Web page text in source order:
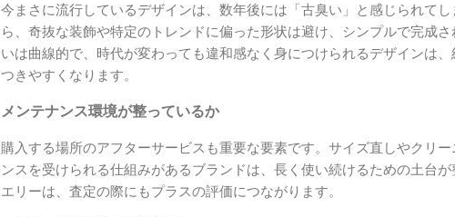
今まさに流行しているデザインは、数年後には「古臭い」と感じられて
ら、奇抜な装飾や特定のトレンドに偏った形状は避け、シンプルで完成
いは曲線的で、時代が変わっても違和感なく身につけられるデザインは
つきやすくなります。
メンテナンス環境が整っているか
購入する場所のアフターサービスも重要な要素です。サイズ直しやクリ
ンスを受けられる仕組みがあるブランドは、長く使い続けるための土台
エリーは、査定の際にもプラスの評価につながります。